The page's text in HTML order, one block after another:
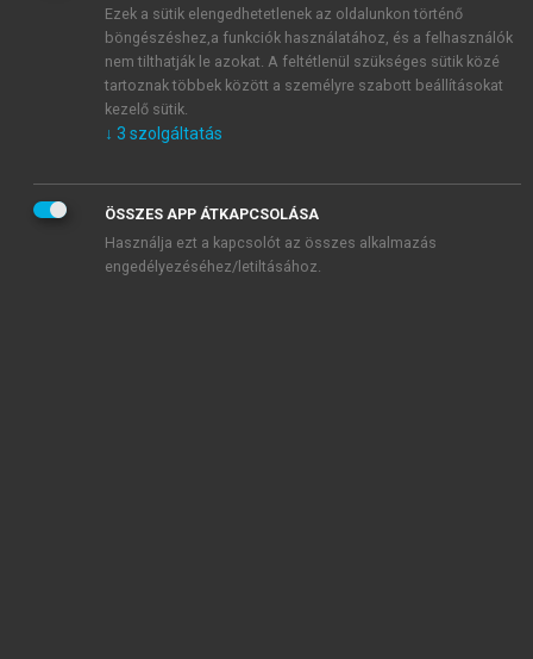
veszem és elfogadom.
Általános vásárlási feltételeket, valamint a szotar.netés a
mersz.huoldalak licencszerződéseiben foglaltakat
tudomásul veszem és elfogadom.
KIPRÓBÁLOM
Ezek a sütik elengedhetetlenek az oldalunkon történő
böngészéshez,a funkciók használatához, és a felhasználók
nem tilthatják le azokat. A feltétlenül szükséges sütik közé
tartoznak többek között a személyre szabott beállításokat
kezelő sütik.
↓ 3 szolgáltatás
ÖSSZES APP ÁTKAPCSOLÁSA
Használja ezt a kapcsolót az összes alkalmazás
engedélyezéséhez/letiltásához.